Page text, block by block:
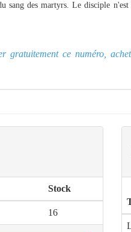
sang des martyrs. Le disciple n'est
gratuitement ce numéro,
Stock
16